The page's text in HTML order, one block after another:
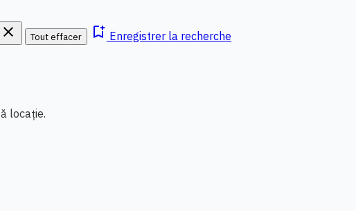
close Tout effacer bookmark_add Enregistrer la recherche
locație.